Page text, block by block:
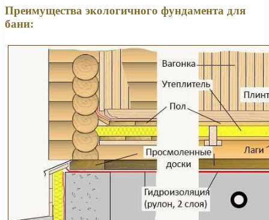
Преимущества экологичного фундамента для
бани: